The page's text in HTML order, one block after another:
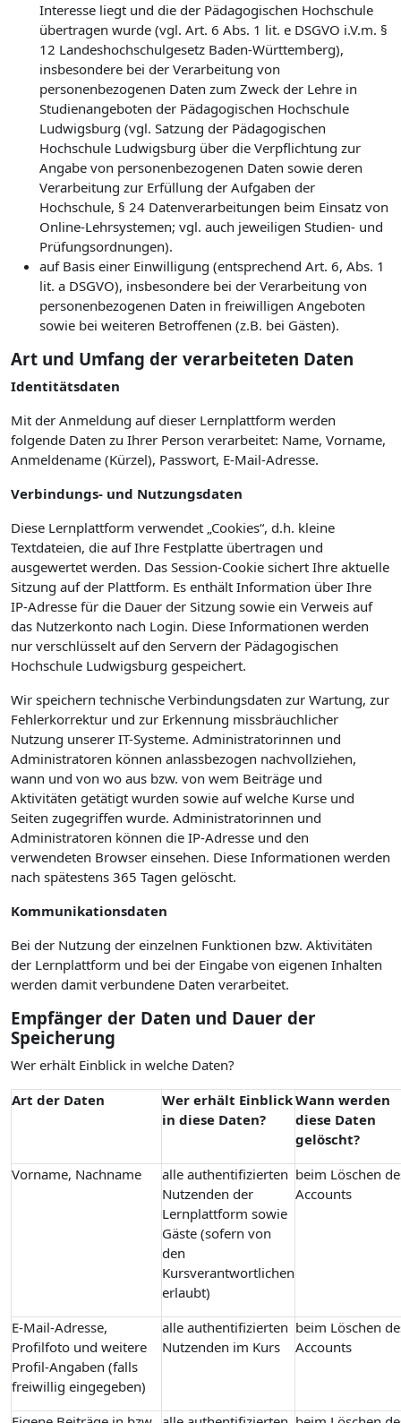
Interesse liegt und die der Pädagogischen Hochschule
übertragen wurde (vgl. Art. 6 Abs. 1 lit. e DSGVO i.V.m. §
12 Landeshochschulgesetz Baden-Württemberg),
insbesondere bei der Verarbeitung von
personenbezogenen Daten zum Zweck der Lehre in
Studienangeboten der Pädagogischen Hochschule
Ludwigsburg (vgl. Satzung der Pädagogischen
Hochschule Ludwigsburg über die Verpflichtung zur
Angabe von personenbezogenen Daten sowie deren
Verarbeitung zur Erfüllung der Aufgaben der
Hochschule, § 24 Datenverarbeitungen beim Einsatz von
Online-Lehrsystemen; vgl. auch jeweiligen Studien- und
Prüfungsordnungen).
auf Basis einer Einwilligung (entsprechend Art. 6, Abs. 1
lit. a DSGVO), insbesondere bei der Verarbeitung von
personenbezogenen Daten in freiwilligen Angeboten
sowie bei weiteren Betroffenen (z.B. bei Gästen).
Art und Umfang der verarbeiteten Daten
Identitätsdaten
Mit der Anmeldung auf dieser Lernplattform werden
folgende Daten zu Ihrer Person verarbeitet: Name, Vorname,
Anmeldename (Kürzel), Passwort, E-Mail-Adresse.
Verbindungs- und Nutzungsdaten
Diese Lernplattform verwendet „Cookies“, d.h. kleine
Textdateien, die auf Ihre Festplatte übertragen und
ausgewertet werden. Das Session-Cookie sichert Ihre aktuelle
Sitzung auf der Plattform. Es enthält Information über Ihre
IP-Adresse für die Dauer der Sitzung sowie ein Verweis auf
das Nutzerkonto nach Login. Diese Informationen werden
nur verschlüsselt auf den Servern der Pädagogischen
Hochschule Ludwigsburg gespeichert.
Wir speichern technische Verbindungsdaten zur Wartung, zur
Fehlerkorrektur und zur Erkennung missbräuchlicher
Nutzung unserer IT-Systeme. Administratorinnen und
Administratoren können anlassbezogen nachvollziehen,
wann und von wo aus bzw. von wem Beiträge und
Aktivitäten getätigt wurden sowie auf welche Kurse und
Seiten zugegriffen wurde. Administratorinnen und
Administratoren können die IP-Adresse und den
verwendeten Browser einsehen. Diese Informationen werden
nach spätestens 365 Tagen gelöscht.
Kommunikationsdaten
Bei der Nutzung der einzelnen Funktionen bzw. Aktivitäten
der Lernplattform und bei der Eingabe von eigenen Inhalten
werden damit verbundene Daten verarbeitet.
Empfänger der Daten und Dauer der
Speicherung
Wer erhält Einblick in welche Daten?
Art der Daten
Wer erhält Einblick
in diese Daten?
Wann werden
diese Daten
gelöscht?
Vorname, Nachname
alle authentifizierten
Nutzenden der
Lernplattform sowie
Gäste (sofern von
den
Kursverantwortlichen
erlaubt)
beim Löschen
Accounts
E-Mail-Adresse,
Profilfoto und weitere
Profil-Angaben (falls
freiwillig eingegeben)
alle authentifizierten
Nutzenden im Kurs
beim Löschen
Accounts